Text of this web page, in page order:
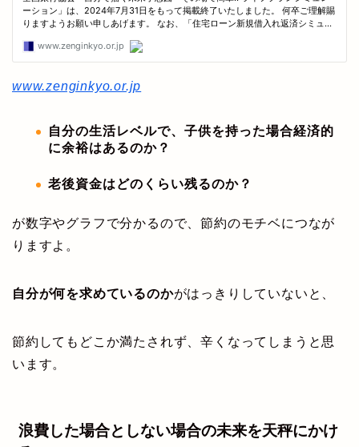
www.zenginkyo.or.jp
自分の生活レベルで、子供を持った場合経済的
に余裕はあるのか？
老後資金はどのくらい残るのか？
が数字やグラフで分かるので、節約のモチベにつなが
りますよ。
自分が何を求めているのかがはっきりしていないと、
節約してもどこか満たされず、辛くなってしまうと思
います。
浪費した場合としない場合の未来を天秤にかけ